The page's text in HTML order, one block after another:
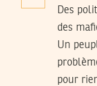
Des
des
Un
pour